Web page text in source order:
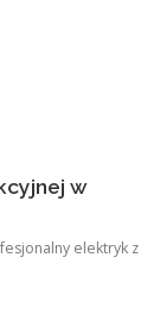
w
elektryk z